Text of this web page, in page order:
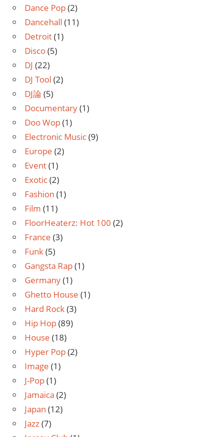
Dance Pop(2)
Dancehall (11)
Detroit(1)
Disco(5)
DJ (22)
DJ Tool (2)
DJ論 (5)
Documentary(1)
Doo Wop(1)
Electronic Music(9)
Europe (2)
Event(1)
Exotic(2)
Fashion (1)
Film (11)
FloorHeaterz: Hot 100 (2)
France (3)
Funk(5)
Gangsta Rap(1)
Germany(1)
Ghetto House (1)
Hard Rock(3)
Hip Hop(89)
House (18)
Hyper Pop(2)
Image (1)
J-Pop(1)
Jamaica (2)
Japan (12)
Jazz(7)